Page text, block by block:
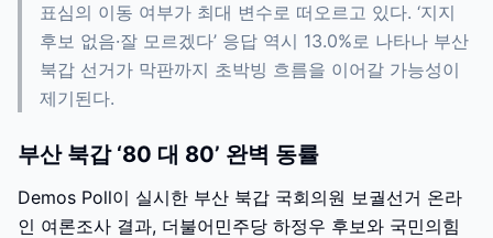
표심의 이동 여부가 최대 변수로 떠오르고 있다. ‘지지
후보 없음·잘 모르겠다’ 응답 역시 13.0%로 나타나 부산
북갑 선거가 막판까지 초박빙 흐름을 이어갈 가능성이
제기된다.
부산 북갑 ‘80 대 80’ 완벽 동률
Demos Poll이 실시한 부산 북갑 국회의원 보궐선거 온라
인 여론조사 결과, 더불어민주당 하정우 후보와 국민의힘